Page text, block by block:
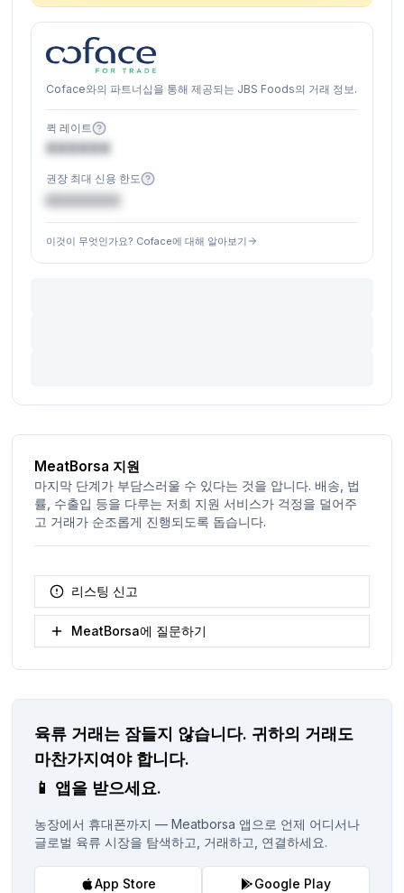
Coface와의 파트너십을 통해 제공되는 JBS Foods의 거래 정보.
퀵 레이트
XXXXXX
권장 최대 신용 한도
€XXXXXX
이것이 무엇인가요? Coface에 대해 알아보기
MeatBorsa 지원
마지막 단계가 부담스러울 수 있다는 것을 압니다. 배송, 법
률, 수출입 등을 다루는 저희 지원 서비스가 걱정을 덜어주
고 거래가 순조롭게 진행되도록 돕습니다.
리스팅 신고
MeatBorsa에 질문하기
육류 거래는 잠들지 않습니다. 귀하의 거래도
마찬가지여야 합니다.
📱 앱을 받으세요.
농장에서 휴대폰까지 — Meatborsa 앱으로 언제 어디서나
글로벌 육류 시장을 탐색하고, 거래하고, 연결하세요.
App Store Google Play